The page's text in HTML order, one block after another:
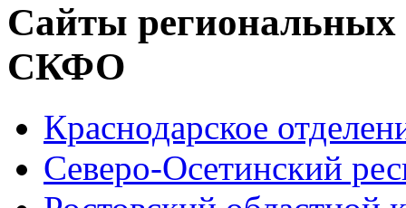
Сайты
СКФО
Краснодарское
Северо-Осетинский